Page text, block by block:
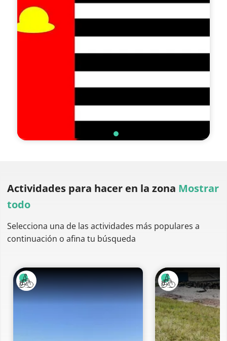
Actividades para hacer en la zona Mostrar
todo
Selecciona una de las actividades más populares a
continuación o afina tu búsqueda